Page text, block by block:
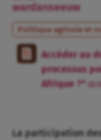
wardanseeuw
Politique agricole et
Accéder au
processus
Afrique ?"
La participation